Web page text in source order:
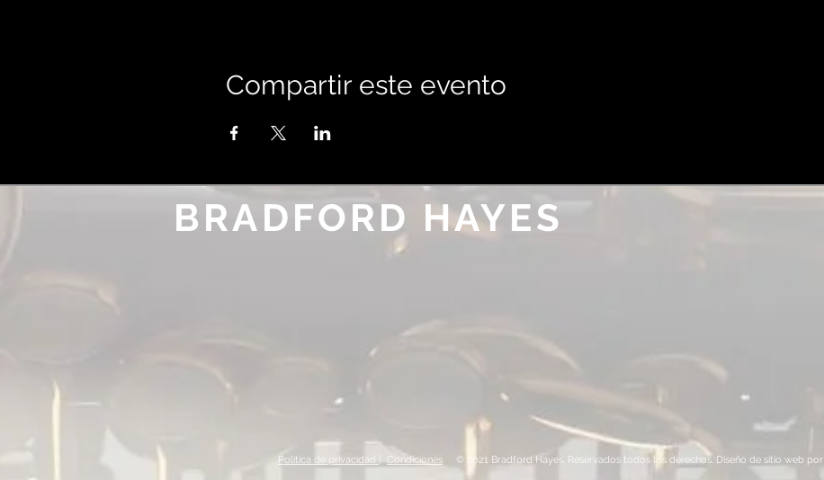
Compartir este evento
BRADFORD HAYES
Política de privacidad | Condiciones © 2021 Bradford Hayes. Reservados todos los derechos. Diseño de sitio web por